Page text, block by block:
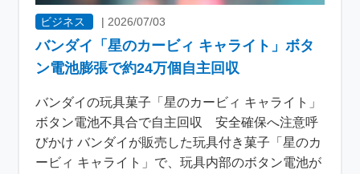
ビジネス | 2026/07/03
バンダイ「星のカービィ キャライト」ボタ
ン電池膨張で約24万個自主回収
バンダイの玩具菓子「星のカービィ キャライト」
ボタン電池不具合で自主回収 安全確保へ注意呼
びかけ バンダイが販売した玩具付き菓子「星のカ
ービィ キャライト」で、玩具内部のボタン電池が